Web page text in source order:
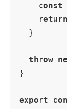
const
return
  }
throw
}
export